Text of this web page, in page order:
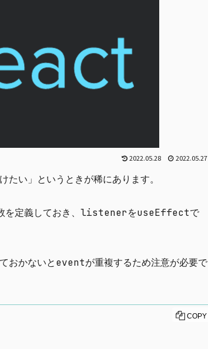
2022.05.28 2022.05.27
い」というときが稀にあります。
を定義しておき、listenerをuseEffectで
かないとeventが重複するため注意が必要で
COPY